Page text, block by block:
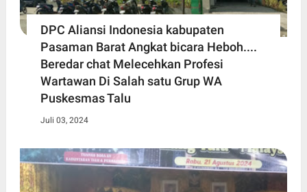
DPC Aliansi Indonesia kabupaten
Pasaman Barat Angkat bicara Heboh....
Beredar chat Melecehkan Profesi
Wartawan Di Salah satu Grup WA
Puskesmas Talu
Juli 03, 2024